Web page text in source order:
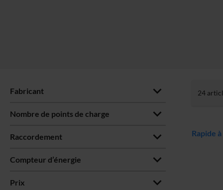
24
Rapide
Fabricant
Nombre de points de charge
Raccordement
Compteur d’énergie
Prix